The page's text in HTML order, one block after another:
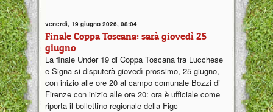
venerdì, 19 giugno 2026, 08:04
Finale Coppa Toscana: sarà giovedì 25
giugno
La finale Under 19 di Coppa Toscana tra Lucchese
e Signa si disputerà giovedì prossimo, 25 giugno,
con inizio alle ore 20 al campo comunale Bozzi di
Firenze con inizio alle ore 20: ora è ufficiale come
riporta il bollettino regionale della Figc